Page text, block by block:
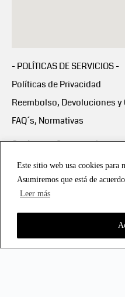
Este sitio web usa cookies para
Asumiremos que está de
Leer más
- POLÍTICAS DE SERVICIOS -
Políticas de Privacidad
Reembolso, Devoluciones y
FAQ´s, Normativas
Scalapay:Compra ahora y
Scalapay Política
Copyright © 2021 all rights